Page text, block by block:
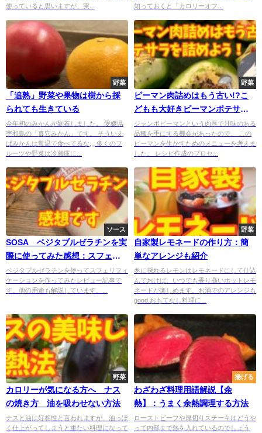
使っていると思いますが、実...
知っておくと「カロリーオフ...
野菜
「追熟」野菜や果物は樹から採
られても生きている
今年初のみかんが到着しました。 愛媛県
宇和島の「真穴みかん」です。 そういえ
ばみかんは常温で食べてるな,,, 多くのフ
ルーツや野菜は冷蔵庫に...
野菜
ピーマン肉詰めはもう古い!?こ
どもも大好きピーマンポテサラ
詰め
ジャンボピーマンという肉厚で甘味のある
品種を手にする機会があったので、 この
ピーマンを生かすためのメニューを考えま
した。 レシピ作成のプロセ...
ソース
SOSA ベジタブルゼラチンを実
際に使ってみた感想：スフェリ
フィケーション
ベジタブルゼラチンを使ってスフェリフィ
ケーションを作ってみたレビュー記事で
す。他の用途も解説しています。...
野菜
自家製レモネードの作り方：簡
単なアレンジも紹介
冬に採れるレモンはレモネードにして仕込
んでおけば、いつでも香り高いホットレモ
ネードが楽しめます。お酒でのアレンジも
good.おもてなし料理に...
野菜
カロリーが気になる方へ ナス
の焼き方 油を吸わせない方法
ナスと油は好相性と言われますが、油っぽ
く仕上がってしまうと重たい料理になって
揚げる
わざわざ料理用語解説【余
熱】：うまく余熱調理する方法
ローストビーフや厚切りステーキはどうや
って内部まで熱を入れているのでしょう